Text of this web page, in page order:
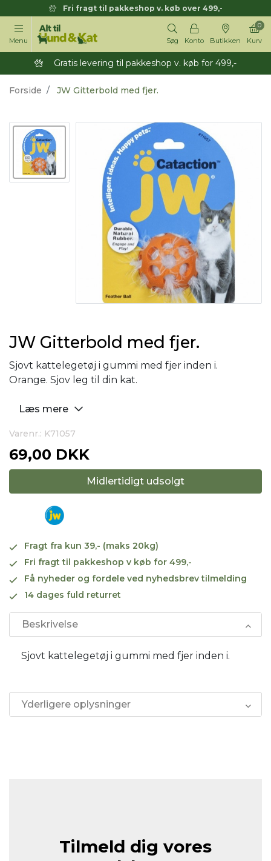
Fri fragt til pakkeshop v. køb over 499,-
Menu Søg Konto Butikken Kurv
0
Gratis levering til pakkeshop v. køb for 499,-
Forside JW Gitterbold med fjer.
JW Gitterbold med fjer.
Sjovt kattelegetøj i gummi med fjer inden i.
Orange. Sjov leg til din kat.
Læs mere
Varenr.: K71057
69,00 DKK
Midlertidigt udsolgt
Fragt fra kun 39,- (maks 20kg)
Fri fragt til pakkeshop v køb for 499,-
Få nyheder og fordele ved nyhedsbrev tilmelding
14 dages fuld returret
Beskrivelse
Sjovt kattelegetøj i gummi med fjer inden i.
Yderligere oplysninger
Tilmeld dig vores